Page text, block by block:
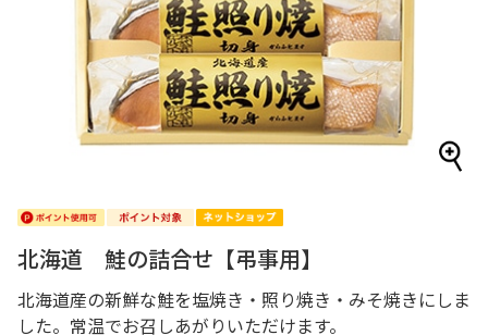
北海道 鮭の詰合せ【弔事用】
北海道産の新鮮な鮭を塩焼き・照り焼き・みそ焼きにしま
した。常温でお召しあがりいただけます。